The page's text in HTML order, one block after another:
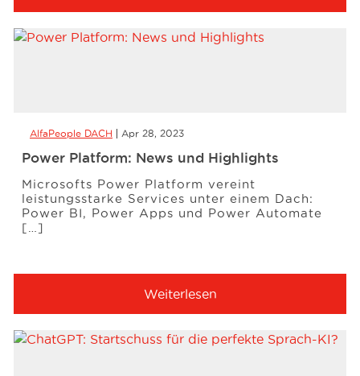
AlfaPeople DACH Apr 28, 2023
Power Platform: News und Highlights
Microsofts Power Platform vereint
leistungsstarke Services unter einem Dach:
Power BI, Power Apps und Power Automate
[…]
Weiterlesen